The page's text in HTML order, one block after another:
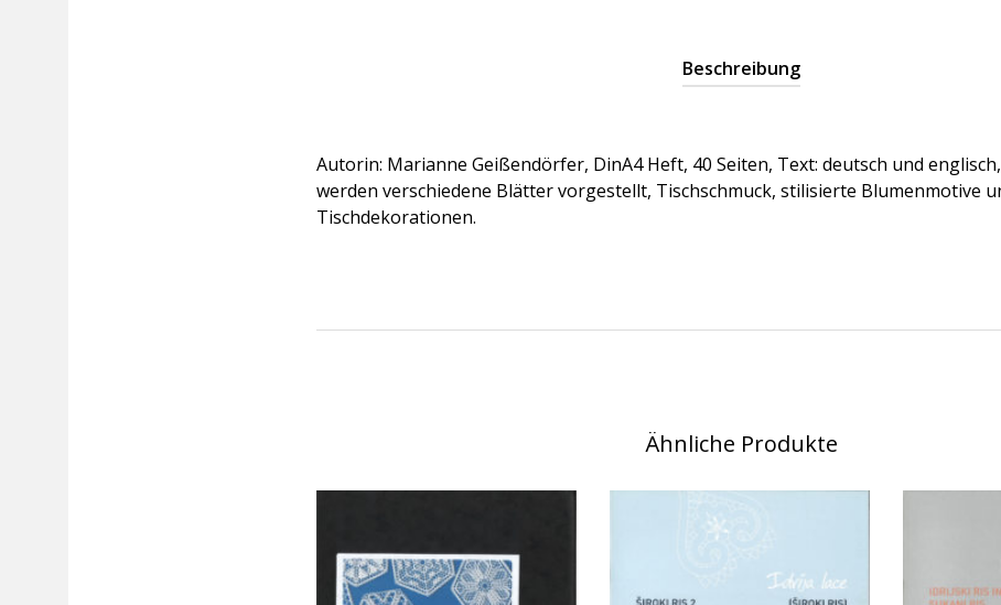
Beschreibung
Autorin: Marianne Geißendörfer, DinA4 Heft, 40 Seiten, Text: deutsch und
werden verschiedene Blätter vorgestellt, Tischschmuck, stilisierte Blumenmotive
Tischdekorationen.
Ähnliche Produkte